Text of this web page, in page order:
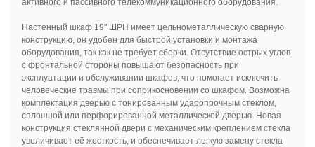
активного и пассивного телекоммуникационного оборудования.
Настенный шкаф 19" ШРН имеет цельнометаллическую сварную
конструкцию, он удобен для быстрой установки и монтажа
оборудования, так как не требует сборки. Отсутствие острых углов
с фронтальной стороны повышают безопасность при
эксплуатации и обслуживании шкафов, что помогает исключить
человеческие травмы при соприкосновении со шкафом. Возможна
комплектация дверью с тонированным ударопрочным стеклом,
сплошной или перфорированной металлической дверью. Новая
конструкция стеклянной двери с механическим креплением стекла
увеличивает её жесткость, и обеспечивает легкую замену стекла